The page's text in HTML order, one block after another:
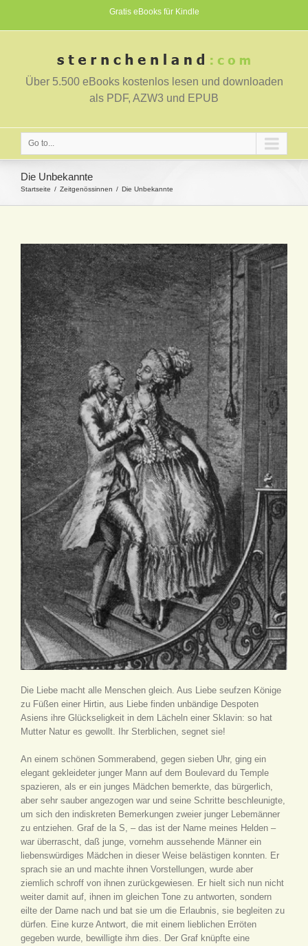
Gratis eBooks für Kindle
Über 5.500 eBooks kostenlos lesen und downloaden
als PDF, AZW3 und EPUB
Go to...
Die Unbekannte
Startseite Zeitgenössinnen Die Unbekannte
Die Liebe macht alle Menschen gleich. Aus Liebe seufzen Könige
zu Füßen einer Hirtin, aus Liebe finden unbändige Despoten
Asiens ihre Glückseligkeit in dem Lächeln einer Sklavin: so hat
Mutter Natur es gewollt. Ihr Sterblichen, segnet sie!
An einem schönen Sommerabend, gegen sieben Uhr, ging ein
elegant gekleideter junger Mann auf dem Boulevard du Temple
spazieren, als er ein junges Mädchen bemerkte, das bürgerlich,
aber sehr sauber angezogen war und seine Schritte beschleunigte,
um sich den indiskreten Bemerkungen zweier junger Lebemänner
zu entziehen. Graf de la S, – das ist der Name meines Helden –
war überrascht, daß junge, vornehm aussehende Männer ein
liebenswürdiges Mädchen in dieser Weise belästigen konnten. Er
sprach sie an und machte ihnen Vorstellungen, wurde aber
ziemlich schroff von ihnen zurückgewiesen. Er hielt sich nun nicht
weiter damit auf, ihnen im gleichen Tone zu antworten, sondern
eilte der Dame nach und bat sie um die Erlaubnis, sie begleiten zu
dürfen. Eine kurze Antwort, die mit einem lieblichen Erröten
gegeben wurde, bewilligte ihm dies. Der Graf knüpfte eine